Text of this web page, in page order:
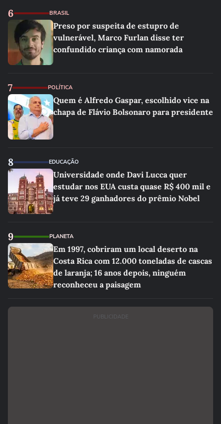
6 BRASIL
Preso por suspeita de estupro de
vulnerável, Marco Furlan disse ter
confundido criança com namorada
7 POLÍTICA
Quem é Alfredo Gaspar, escolhido vice na
chapa de Flávio Bolsonaro para presidente
8 EDUCAÇÃO
Universidade onde Davi Lucca quer
estudar nos EUA custa quase R$ 400 mil e
já teve 29 ganhadores do prêmio Nobel
9 PLANETA
Em 1997, cobriram um local deserto na
Costa Rica com 12.000 toneladas de cascas
de laranja; 16 anos depois, ninguém
reconheceu a paisagem
PUBLICIDADE